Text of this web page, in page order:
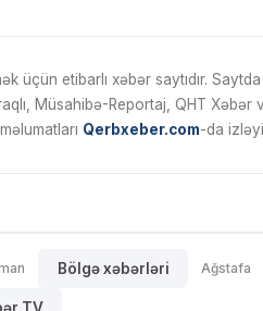
üçün etibarlı xəbər saytıdır. Saytda
Müsahibə-Reportaj, QHT
Qerbxeber.com-da
Bölgə xəbərləri Ağstafa